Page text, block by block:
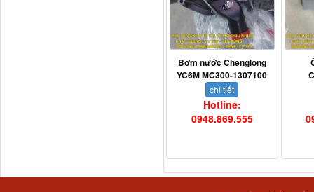
Bơm nước Chenglong
YC6M MC300-1307100
chi tiết
Hotline:
0948.869.555